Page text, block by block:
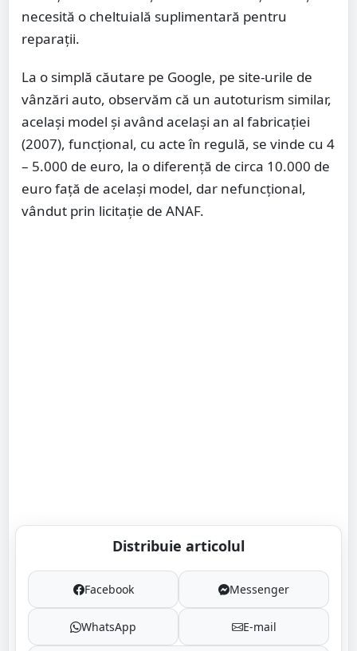
necesită o cheltuială suplimentară pentru
reparații.
La o simplă căutare pe Google, pe site-urile de
vânzări auto, observăm că un autoturism similar,
același model și având același an al fabricației
(2007), funcțional, cu acte în regulă, se vinde cu 4
– 5.000 de euro, la o diferență de circa 10.000 de
euro față de același model, dar nefuncțional,
vândut prin licitație de ANAF.
Distribuie articolul
Facebook Messenger
WhatsApp E-mail